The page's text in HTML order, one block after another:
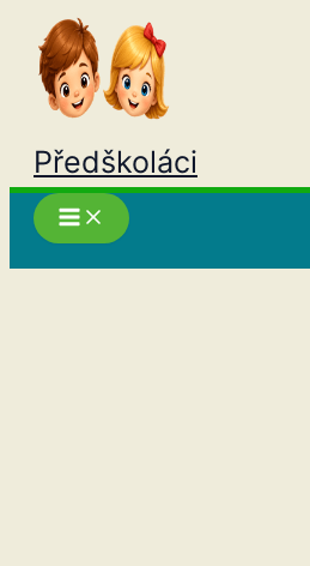
Přeskočit
obsah
Předškoláci